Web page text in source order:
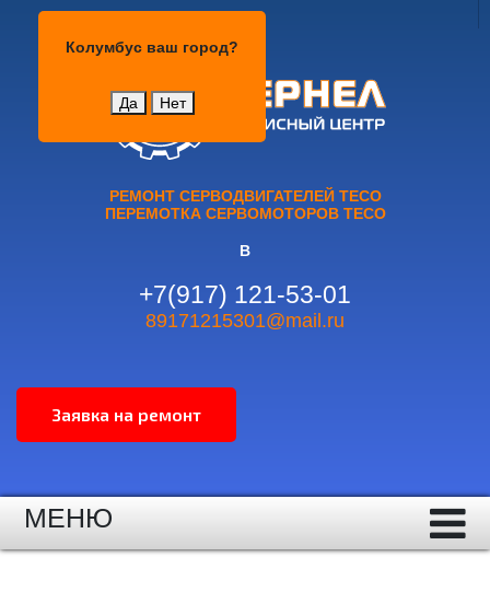
Колумбус ваш город?
Да Нет
РЕМОНТ СЕРВОДВИГАТЕЛЕЙ TECO
ПЕРЕМОТКА СЕРВОМОТОРОВ TECO
В
+7(917) 121-53-01
89171215301@mail.ru
МЕНЮ